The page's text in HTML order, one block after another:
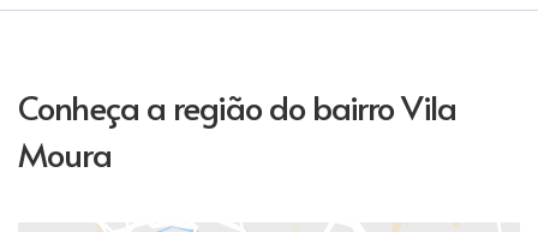
Conheça a região do bairro Vila
Moura